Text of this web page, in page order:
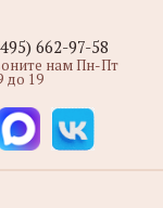
662-97-58
нам Пн-Пт
до 19